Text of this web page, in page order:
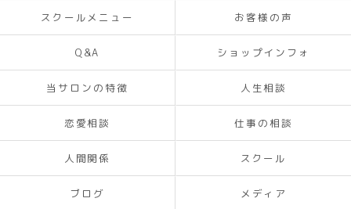
スクールメニュー お客様の声
Q&A ショップインフォ
当サロンの特徴 人生相談
恋愛相談 仕事の相談
人間関係 スクール
ブログ メディア